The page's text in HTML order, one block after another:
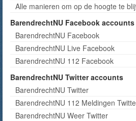
Alle manieren om op de hoogte te
BarendrechtNU Facebook accounts
BarendrechtNU Facebook
BarendrechtNU Live Facebook
BarendrechtNU 112 Facebook
BarendrechtNU Twitter accounts
BarendrechtNU Twitter
BarendrechtNU 112 Meldingen
BarendrechtNU Weer Twitter